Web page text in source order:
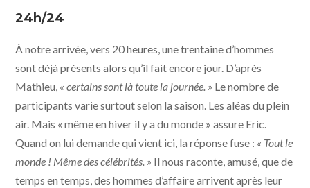
24h/24
À notre arrivée, vers 20 heures, une trentaine d’hommes
sont déjà présents alors qu’il fait encore jour. D’après
Mathieu, « certains sont là toute la journée. » Le nombre de
participants varie surtout selon la saison. Les aléas du plein
air. Mais « même en hiver il y a du monde » assure Eric.
Quand on lui demande qui vient ici, la réponse fuse : « Tout le
monde ! Même des célébrités. » Il nous raconte, amusé, que de
temps en temps, des hommes d’affaire arrivent après leur